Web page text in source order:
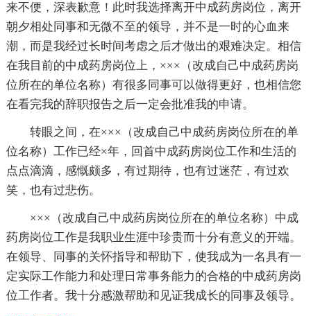
来不便，深表歉意！此时我选择离开中成药房岗位，离开
朝夕相处同事和无微不至的领导，并不是一时的心血来
潮，而是我经过长时间考虑之后才做出的艰难决定。相信
在我目前的中成药房岗位上，×××（改成自己中成药房岗
位所在的单位名称）有很多同事可以做得更好，也相信您
在看完我的辞职报告之后一定会批准我的申请。
转眼之间，在×××（改成自己中成药房岗位所在的单
位名称）工作已经×年，回首中成药房岗位工作和生活的
点点滴滴，感慨颇多，有过期待，也有过迷茫，有过欢
笑，也有过悲伤。
×××（改成自己中成药房岗位所在的单位名称）中成
药房岗位工作是我职业生涯中珍贵而十分有意义的开端。
在领导、同事的关怀指导和帮助下，使我成为一名具有一
定实际工作能力和处理日常事务能力的合格的中成药房岗
位工作者。我十分感激帮助和见证我成长的同事及领导。